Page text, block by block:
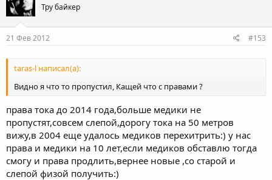
Тру байкер
21 Фев 2012 #153
taras-l написал(а):
Видно я что то пропустил, Кащей что с правами ?
права тока до 2014 года,больше медики не
пропустят,совсем слепой,дорогу тока на 50 метров
вижу,в 2004 еще удалось медиков перехитрить:) у нас
права и медики на 10 лет,если медиков обставлю тогда
смогу и права продлить,вернее новые ,со старой и
слепой физой получить:)